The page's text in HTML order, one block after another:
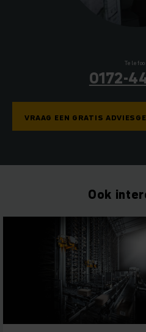
0172-
VRAAG EEN GRATIS
Ook